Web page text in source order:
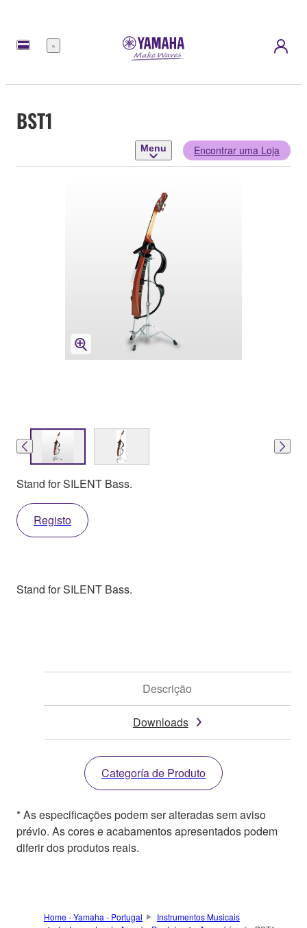
Menu
BST1
Menu Encontrar uma Loja
Stand for SILENT Bass.
Registo
Stand for SILENT Bass.
Descrição
Downloads
Categoría de Produto
* As especificações podem ser alteradas sem aviso
prévio. As cores e acabamentos apresentados podem
diferir dos produtos reais.
Home - Yamaha - Portugal
Instrumentos Musicais